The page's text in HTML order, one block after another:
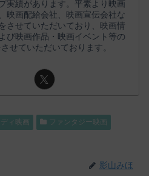
実績があります。平素より映画
映画配給会社、映画宣伝会社な
させていただいており、映画情
び映画作品・映画イベント等の
せていただいております。
ィ映画
ファンタジー映画
影山みほ